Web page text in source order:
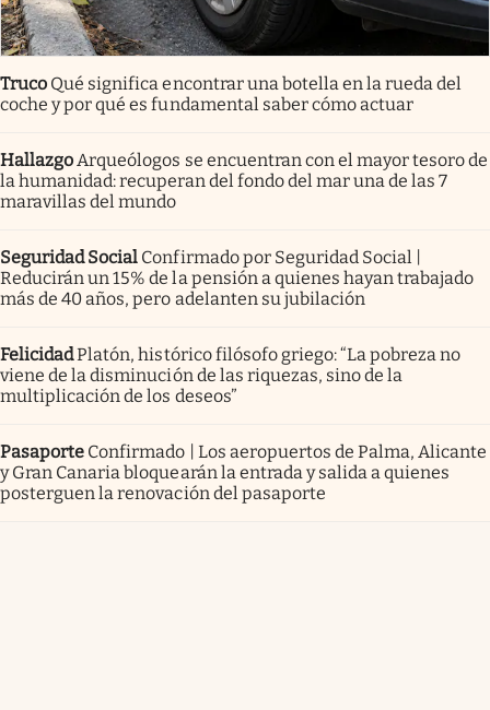
Truco Qué significa encontrar una botella en la rueda del
coche y por qué es fundamental saber cómo actuar
Hallazgo Arqueólogos se encuentran con el mayor tesoro de
la humanidad: recuperan del fondo del mar una de las 7
maravillas del mundo
Seguridad Social Confirmado por Seguridad Social |
Reducirán un 15% de la pensión a quienes hayan trabajado
más de 40 años, pero adelanten su jubilación
FelicidadPlatón, histórico filósofo griego: “La pobreza no
viene de la disminución de las riquezas, sino de la
multiplicación de los deseos”
Pasaporte Confirmado | Los aeropuertos de Palma, Alicante
y Gran Canaria bloquearán la entrada y salida a quienes
posterguen la renovación del pasaporte